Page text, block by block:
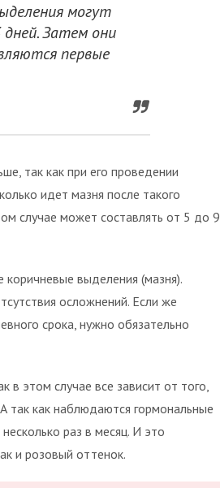
могут
Затем они
первые
так как при его проведении
идет мазня после такого
случае может составлять от 5 до 9
выделения (мазня).
осложнений. Если же
срока, нужно обязательно
в этом случае все зависит от того,
так как наблюдаются гормональные
раз в месяц. И это
и розовый оттенок.